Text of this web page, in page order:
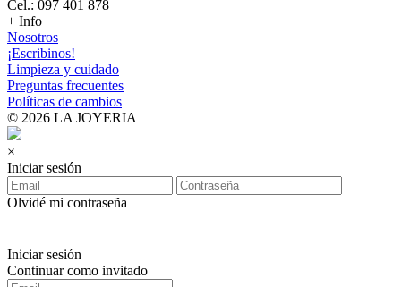
Cel.: 097 401 878
+ Info
Nosotros
¡Escribinos!
Limpieza y cuidado
Preguntas frecuentes
Políticas de cambios
© 2026 LA JOYERIA
×
Iniciar sesión
Olvidé mi contraseña
Iniciar sesión
Continuar como invitado